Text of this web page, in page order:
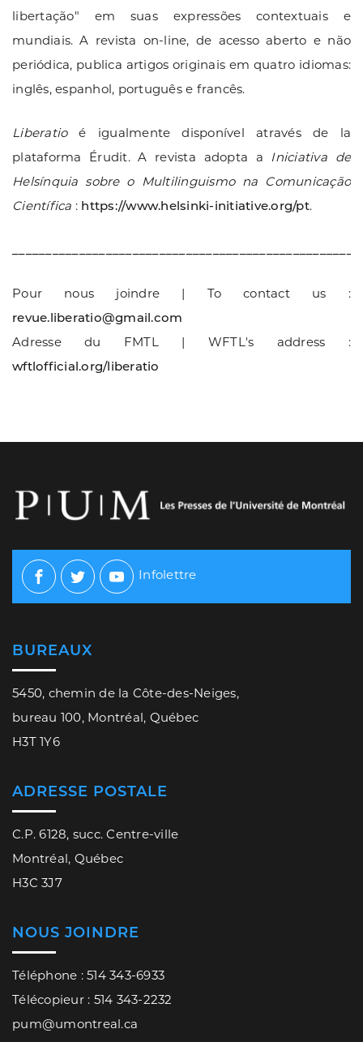
libertação" em suas expressões contextuais e
mundiais. A revista on-line, de acesso aberto e não
periódica, publica artigos originais em quatro idiomas:
inglês, espanhol, português e francês.
Liberatioé igualmente disponível através de la
plataforma Érudit. A revista adopta a Iniciativa de
Helsínquia sobre o Multilinguismo na Comunicação
Científica : https://www.helsinki-initiative.org/pt.
Pour nous joindre | To contact us :
revue.liberatio@gmail.com
Adresse du FMTL | WFTL's address :
wftlofficial.org/liberatio
Facebook
TwitterYoutube
Infolettre
BUREAUX
5450, chemin de la Côte-des-Neiges,
bureau 100, Montréal, Québec
H3T 1Y6
ADRESSE POSTALE
C.P. 6128, succ. Centre-ville
Montréal, Québec
H3C 3J7
NOUS JOINDRE
Téléphone : 514 343-6933
Télécopieur : 514 343-2232
pum@umontreal.ca